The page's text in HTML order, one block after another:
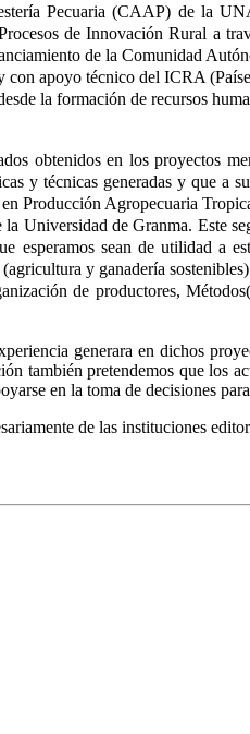
Pecuaria (CAAP) de la
de Innovación Rural a
de la Comunidad
apoyo técnico del ICRA
la formación de recursos
obtenidos en los proyectos
y técnicas generadas y que a
Producción Agropecuaria
Universidad de Granma. Este
sean de utilidad a
y ganadería
de productores,
generara en dichos
también pretendemos que los
en la toma de decisiones
de las instituciones